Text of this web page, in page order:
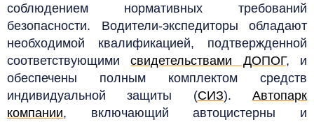
соблюдением нормативных требований
безопасности. Водители-экспедиторы обладают
необходимой квалификацией, подтвержденной
соответствующимисвидетельствами ДОПОГ, и
обеспечены полным комплектом средств
индивидуальной защиты (СИЗ).Автопарк
компании, включающий автоцистерны и